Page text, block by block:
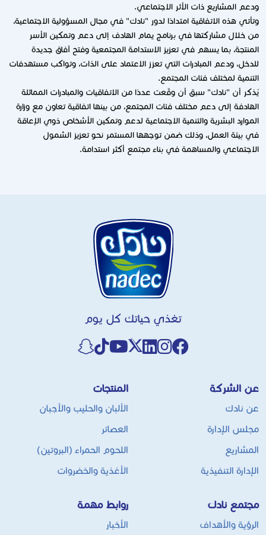
ودعم المشاريع ذات الأثر الاجتماعي.
وتأتي هذه الاتفاقية امتدادًا لدور "نادك" في مجال المسؤولية الاجتماعية،
من خلال مشاركتها في برنامج يمام الهادف إلى دعم وتمكين الأسر
المنتجة، بما يسهم في تعزيز الاستدامة المجتمعية وفتح آفاق جديدة
للدخل، ودعم المبادرات التي تعزز الاعتماد على الذات، وتواكب مستهدفات
التنمية لمختلف فئات المجتمع.
يُذكر أن "نادك" سبق أن وقّعت عددًا من الاتفاقيات والمبادرات المماثلة
الهادفة إلى دعم مختلف فئات المجتمع، من بينها اتفاقية تعاون مع وزارة
الموارد البشرية والتنمية الاجتماعية لدعم وتمكين الأشخاص ذوي الإعاقة
في بيئة العمل، وذلك ضمن توجهها المستمر نحو تعزيز الشمول
الاجتماعي والمساهمة في بناء مجتمع أكثر استدامة.
تغذي حياتك كل يوم
عن الشركة
عن نادك
مجلس الإدارة
المشاريع
الإدارة التنفيذية
المنتجات
الألبان والحليب والأجبان
العصائر
اللحوم الحمراء (البروتين)
الأغذية والخضروات
مجتمع نادك
الرؤية والأهداف
روابط مهمة
الأخبار